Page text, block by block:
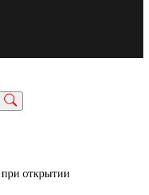
при открытии